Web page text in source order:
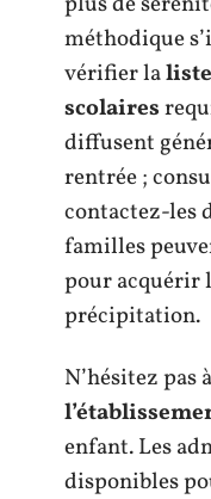
méthodique
vérifier la
scolaires
diffusent
rentrée ;
contactez-les
familles
pour acquérir
précipitation.
N’hésitez pas à
enfant. Les
disponibles